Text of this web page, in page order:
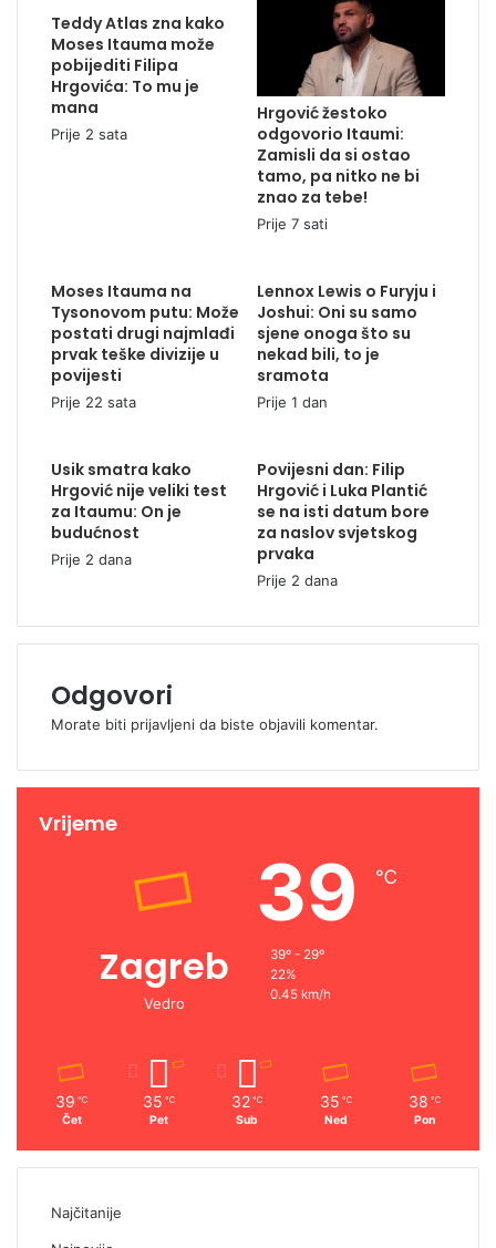
Teddy Atlas zna kako
Moses Itauma može
pobijediti Filipa
Hrgovića: To mu je
mana
Prije 2 sata
Hrgović žestoko
odgovorio Itaumi:
Zamisli da si ostao
tamo, pa nitko ne bi
znao za tebe!
Prije 7 sati
Moses Itauma na
Tysonovom putu: Može
postati drugi najmlađi
prvak teške divizije u
povijesti
Prije 22 sata
Lennox Lewis o Furyju i
Joshui: Oni su samo
sjene onoga što su
nekad bili, to je
sramota
Prije 1 dan
Usik smatra kako
Hrgović nije veliki test
za Itaumu: On je
budućnost
Prije 2 dana
Povijesni dan: Filip
Hrgović i Luka Plantić
se na isti datum bore
za naslov svjetskog
prvaka
Prije 2 dana
Odgovori
Morate biti prijavljeni da biste objavili komentar.
Vrijeme
Zagreb
Vedro
39 ℃
39º - 29º
22%
0.45 km/h
39 ℃
Čet
35 ℃
Pet
32 ℃
Sub
35 ℃
Ned
38 ℃
Pon
Najčitanije